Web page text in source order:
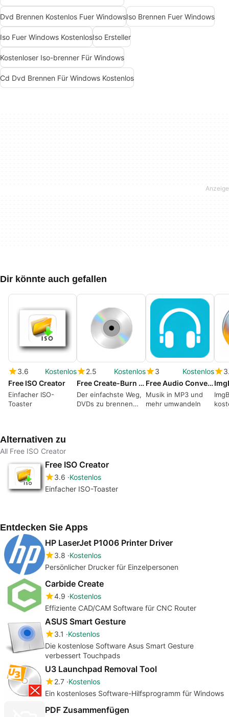
Dvd Brennen Kostenlos Fuer WindowsIso Brennen Fuer Windows
Iso Fuer Windows KostenlosIso Ersteller
Kostenloser Iso-brenner Für Windows
Cd Dvd Brennen Für Windows Kostenlos
Dir könnte auch gefallen
3.6
Kostenlos
Free ISO Creator
Einfacher ISO-
Toaster
2.5
Kostenlos
Free Create-Burn ISO
Der einfachste Weg,
DVDs zu brennen
3
Kostenlos
Free Audio Converter
Musik in MP3 und
mehr umwandeln
Alternativen zu
All Free ISO Creator
Free ISO Creator
3.6 Kostenlos
Einfacher ISO-Toaster
Entdecken Sie Apps
HP LaserJet P1006 Printer Driver
3.8 Kostenlos
Persönlicher Drucker für Einzelpersonen
Carbide Create
4.9 Kostenlos
Effiziente CAD/CAM Software für CNC Router
ASUS Smart Gesture
3.1
Kostenlos
Die kostenlose Software Asus Smart Gesture
verbessert Touchpads
U3 Launchpad Removal Tool
2.7 Kostenlos
Ein kostenloses Software-Hilfsprogramm für Windows
PDF Zusammenfügen